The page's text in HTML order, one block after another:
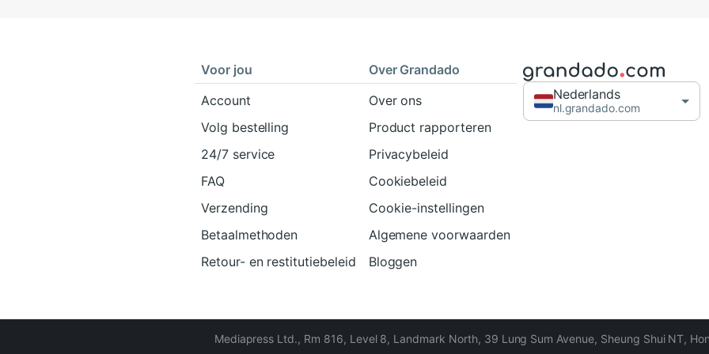
Voor jou
Account
Volg bestelling
24/7 service
FAQ
Verzending
Betaalmethoden
Retour- en restitutiebeleid
Over Grandado
Over ons
Product rapporteren
Privacybeleid
Cookiebeleid
Cookie-instellingen
Algemene voorwaarden
Bloggen
Nederlands
nl.grandado.com
Mediapress Ltd., Rm 816, Level 8, Landmark North, 39 Lung Sum Avenue, Sheung Shui NT,